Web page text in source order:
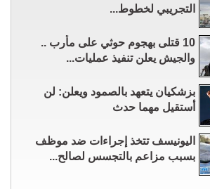
التجريبي لخطوط...
10 قتلى بهجوم حوثي على مأرب ..
والجيش يعلن تنفيذ عمليات...
بزشكيان يتعهد بالصمود ويعلن: لن
أستقيل مهما حدث
اليونيسف تتخذ إجراءات ضد موظف
بسبب مزاعم بالتجسس لصالح...